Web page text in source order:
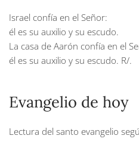
Israel confía en el Señor:
él es su auxilio y su escudo.
La casa de Aarón confía en el
él es su auxilio y su escudo. R/.
Evangelio de hoy
Lectura del santo evangelio